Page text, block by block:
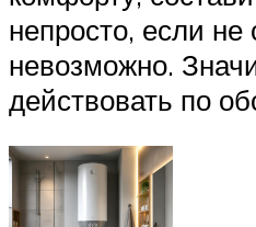
непросто, если не
невозможно.
действовать по